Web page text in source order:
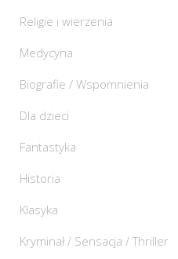
Religie i wierzenia
Medycyna
Biografie / Wspomnienia
Dla dzieci
Fantastyka
Historia
Klasyka
Kryminał / Sensacja / Thriller